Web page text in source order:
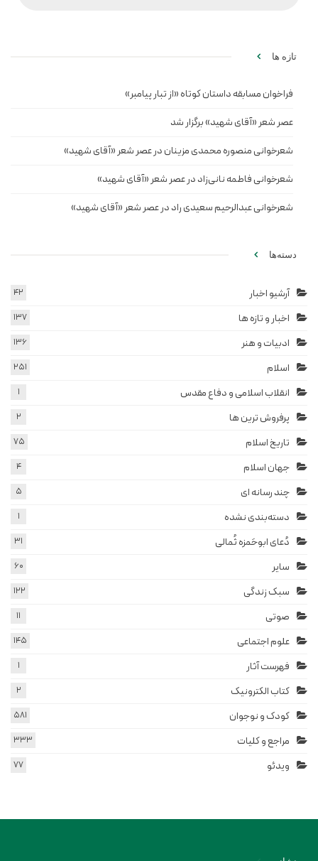
تازه ها
فراخوان مسابقه داستان کوتاه «از تبار پیامبر»
عصر شعر «آقای شهید» برگزار شد
شعرخوانی منصوره محمدی مزینان در عصر شعر «آقای شهید»
شعرخوانی فاطمه نانی‌زاد در عصر شعر «آقای شهید»
شعرخوانی عبدالرحیم سعیدی راد در عصر شعر «آقای شهید»
دسته‌ها
آرشیو اخبار 42
اخبار و تازه ها 137
ادبیات و هنر 136
اسلام 251
انقلاب اسلامی و دفاع مقدس 1
پرفروش ترین ها 2
تاریخ اسلام 75
جهان اسلام 4
چند رسانه ای 5
دسته‌بندی نشده 1
دُعای ابوحَمزه ثُمالی 31
سایر 60
سبک زندگی 122
صوتی 11
علوم اجتماعی 145
فهرست آثار 1
کتاب الکترونیک 2
کودک و نوجوان 581
مراجع و کلیات 333
ویدئو 77